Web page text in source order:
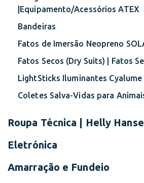
|Equipamento/Acessórios ATEX
Bandeiras
Fatos de Imersão Neopreno
Fatos Secos (Dry Suits) | Fatos
LightSticks Iluminantes Cyalume
Coletes Salva-Vidas para
Roupa Técnica | Helly
Eletrónica
Amarração e Fundeio